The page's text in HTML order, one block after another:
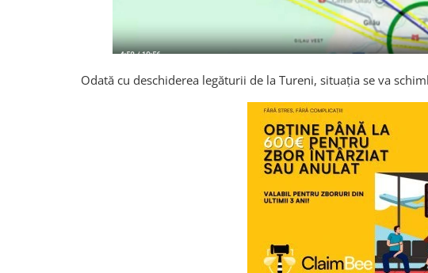
Odată cu deschiderea legăturii de la Tureni, situația se va